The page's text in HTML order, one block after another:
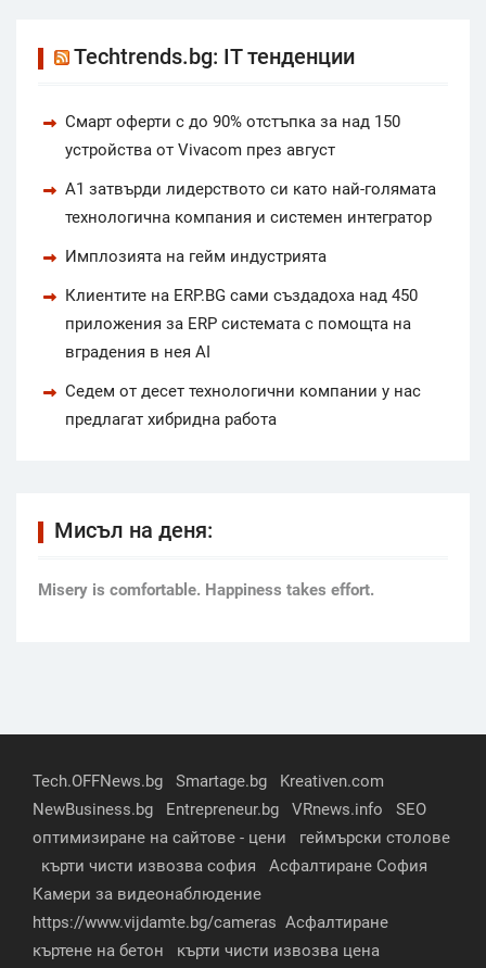
Techtrends.bg: IT тенденции
Смарт оферти с до 90% отстъпка за над 150
устройства от Vivacom през август
А1 затвърди лидерството си като най-голямата
технологична компания и системен интегратор
Имплозията на гейм индустрията
Клиентите на ERP.BG сами създадоха над 450
приложения за ERP системата с помощта на
вградения в нея AI
Седем от десет технологични компании у нас
предлагат хибридна работа
Мисъл на деня:
Мisery is comfortable. Happiness takes effort.
Tech.OFFNews.bg Smartage.bg
Kreativen.com
NewBusiness.bg
Entrepreneur.bg VRnews.info
SEO
оптимизиране на сайтове - цени
геймърски столове
кърти чисти извозва софия
Асфалтиране София
Камери за видеонаблюдение
https://www.vijdamte.bg/cameras Асфалтиране
къртене на бетон
кърти чисти извозва цена